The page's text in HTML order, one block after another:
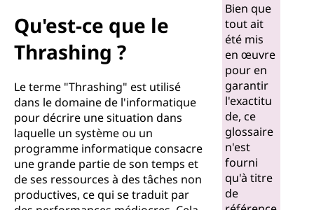
Qu'est-ce que le
Thrashing ?
Le terme "Thrashing" est utilisé
dans le domaine de l'informatique
pour décrire une situation dans
laquelle un système ou un
programme informatique consacre
une grande partie de son temps et
de ses ressources à des tâches non
productives, ce qui se traduit par
Bien que
tout ait
été mis
en œuvre
pour en
garantir
l'exactitu
de, ce
glossaire
n'est
fourni
qu'à titre
de